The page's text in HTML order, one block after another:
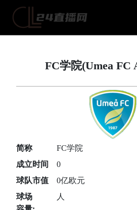
FC学院(Umea FC
简称
FC学院
成立时间
0
球队市值
0亿欧元
球场
人